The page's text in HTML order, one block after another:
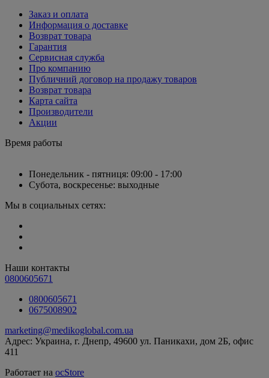
Заказ и оплата
Информация о доставке
Возврат товара
Гарантия
Сервисная служба
Про компанию
Публичний договор на продажу товаров
Возврат товара
Карта сайта
Производители
Акции
Время работы
Понедельник - пятниця: 09:00 - 17:00
Субота, воскресенье: выходные
Мы в социальных сетях:
Наши контакты
0800605671
0800605671
0675008902
marketing@medikoglobal.com.ua
Адрес: Украина, г. Днепр, 49600 ул. Паникахи, дом 2Б, офис
411
Работает на ocStore